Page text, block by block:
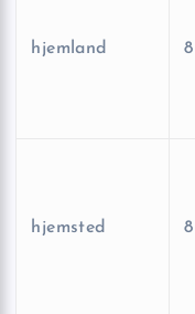
hjemland 8
hjemsted 8